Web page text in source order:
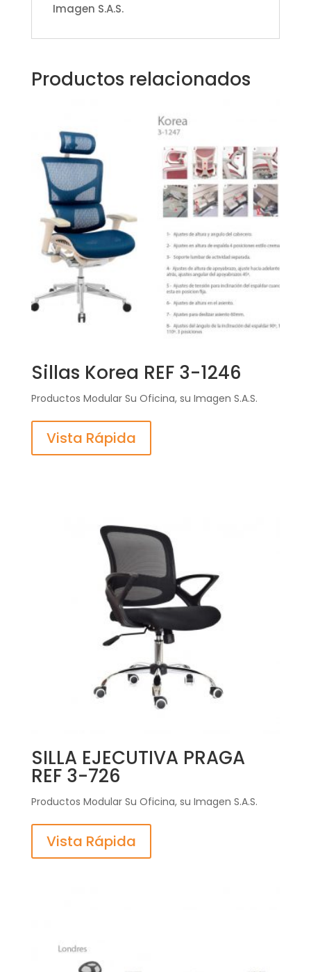
Imagen S.A.S.
Productos relacionados
Sillas Korea REF 3-1246
Productos Modular Su Oficina, su Imagen S.A.S.
Vista Rápida
SILLA EJECUTIVA PRAGA
REF 3-726
Productos Modular Su Oficina, su Imagen S.A.S.
Vista Rápida